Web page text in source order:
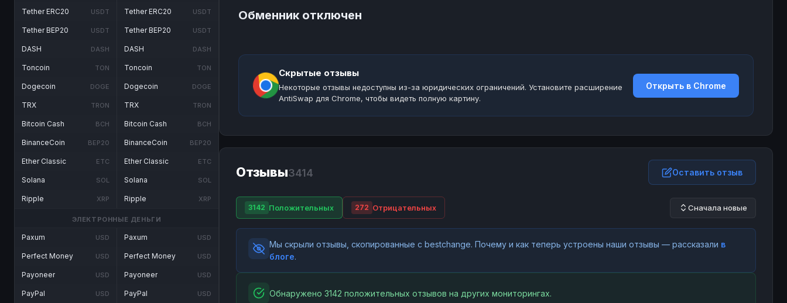
Tether ERC20 USDT
Tether BEP20 USDT
DASH DASH
Toncoin TON
Dogecoin DOGE
TRX TRON
Bitcoin Cash BCH
BinanceCoin BEP20
Ether Classic ETC
Solana SOL
Ripple XRP
Tether ERC20 USDT
Tether BEP20 USDT
DASH DASH
Toncoin TON
Dogecoin DOGE
TRX TRON
Bitcoin Cash BCH
BinanceCoin BEP20
Ether Classic ETC
Solana SOL
Ripple XRP
ЭЛЕКТРОННЫЕ ДЕНЬГИ
Paxum USD
Perfect Money USD
Payoneer USD
PayPal USD
Paxum USD
Perfect Money USD
Payoneer USD
PayPal USD
Обменник отключен
Скрытые отзывы
Некоторые отзывы недоступны из-за юридических ограничений. Установите расширение
AntiSwap для Chrome, чтобы видеть полную картину.
Открыть в Chrome
Отзывы3414 Оставить отзыв
3142 Положительных 272 Отрицательных Сначала новые
Мы скрыли отзывы, скопированные с bestchange. Почему и как теперь устроены наши отзывы — рассказали в
блоге.
Обнаружено 3142 положительных отзывов на других мониторингах.